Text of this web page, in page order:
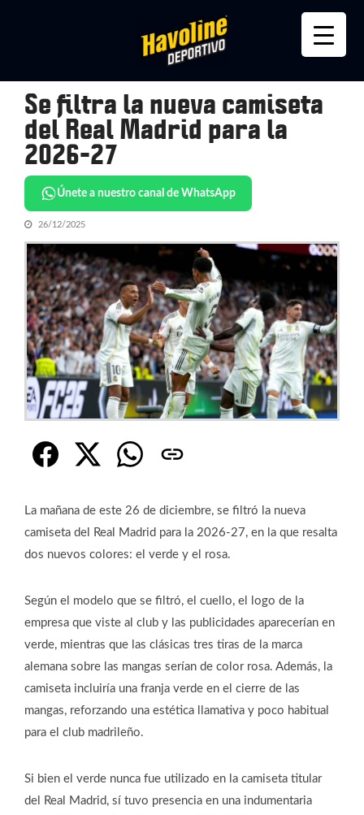
Se filtra la nueva camiseta
del Real Madrid para la
2026-27
Únete a nuestro canal de WhatsApp
26/12/2025
La mañana de este 26 de diciembre, se filtró la nueva
camiseta del Real Madrid para la 2026-27, en la que resalta
dos nuevos colores: el verde y el rosa.
Según el modelo que se filtró, el cuello, el logo de la
empresa que viste al club y las publicidades aparecerían en
verde, mientras que las clásicas tres tiras de la marca
alemana sobre las mangas serían de color rosa. Además, la
camiseta incluiría una franja verde en el cierre de las
mangas, reforzando una estética llamativa y poco habitual
para el club madrileño.
Si bien el verde nunca fue utilizado en la camiseta titular
del Real Madrid, sí tuvo presencia en una indumentaria